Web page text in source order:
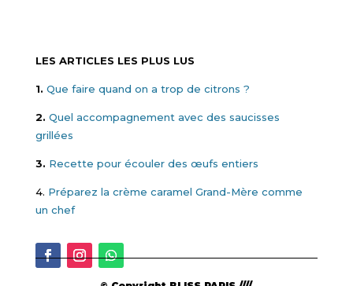
LES ARTICLES LES PLUS LUS
1. Que faire quand on a trop de citrons ?
2. Quel accompagnement avec des saucisses
grillées
3. Recette pour écouler des œufs entiers
4. Préparez la crème caramel Grand-Mère comme
un chef